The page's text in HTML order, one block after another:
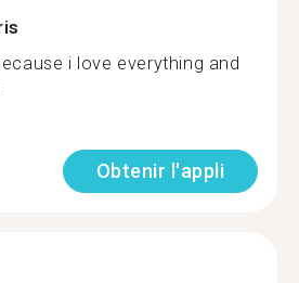
i love everything and
Obtenir l'appli